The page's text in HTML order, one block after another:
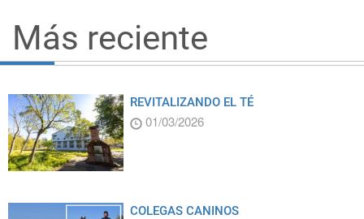
Más reciente
REVITALIZANDO EL TÉ
01/03/2026
COLEGAS CANINOS